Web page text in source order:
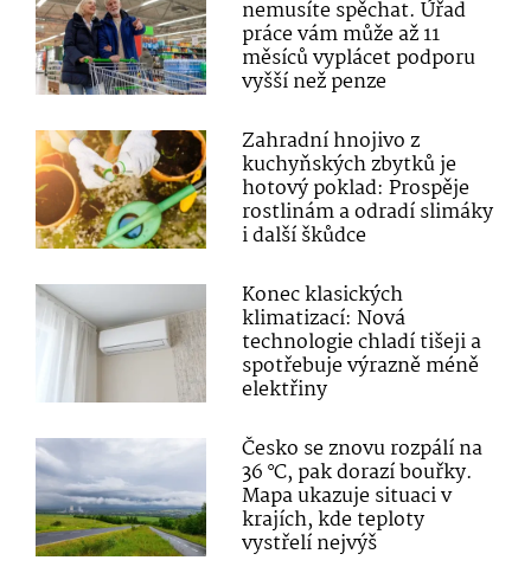
nemusíte spěchat. Úřad
práce vám může až 11
měsíců vyplácet podporu
vyšší než penze
Zahradní hnojivo z
kuchyňských zbytků je
hotový poklad: Prospěje
rostlinám a odradí slimáky
i další škůdce
Konec klasických
klimatizací: Nová
technologie chladí tišeji a
spotřebuje výrazně méně
elektřiny
Česko se znovu rozpálí na
36 °C, pak dorazí bouřky.
Mapa ukazuje situaci v
krajích, kde teploty
vystřelí nejvýš